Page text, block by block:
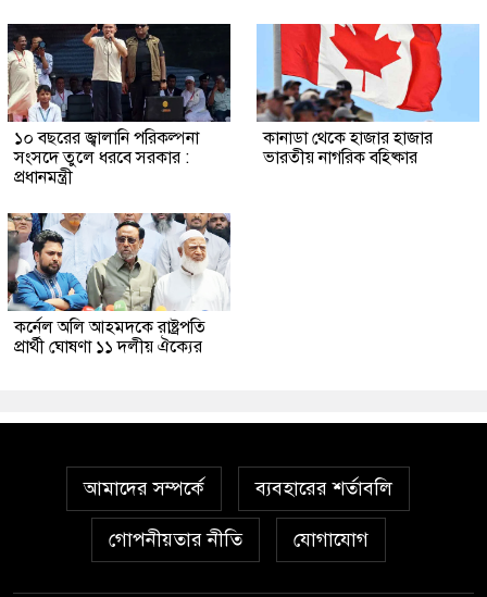
১০ বছরের জ্বালানি পরিকল্পনা
সংসদে তুলে ধরবে সরকার :
প্রধানমন্ত্রী
কানাডা থেকে হাজার হাজার
ভারতীয় নাগরিক বহিষ্কার
কর্নেল অলি আহমদকে রাষ্ট্রপতি
প্রার্থী ঘোষণা ১১ দলীয় ঐক্যের
আমাদের সম্পর্কে ব্যবহারের শর্তাবলি
গোপনীয়তার নীতি যোগাযোগ